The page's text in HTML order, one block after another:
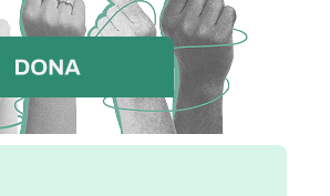
ingresados en la entidad BANISTMO
Llarena Conde (2.000.000 €) en 8
€ cada uno, ingresados en la entidad
7. Vicente Magro Servet
de 150.000 € cada uno,
DE LUXEMBOURG. 8. Susana
$) en 10 depósitos de 100.000 $ cada